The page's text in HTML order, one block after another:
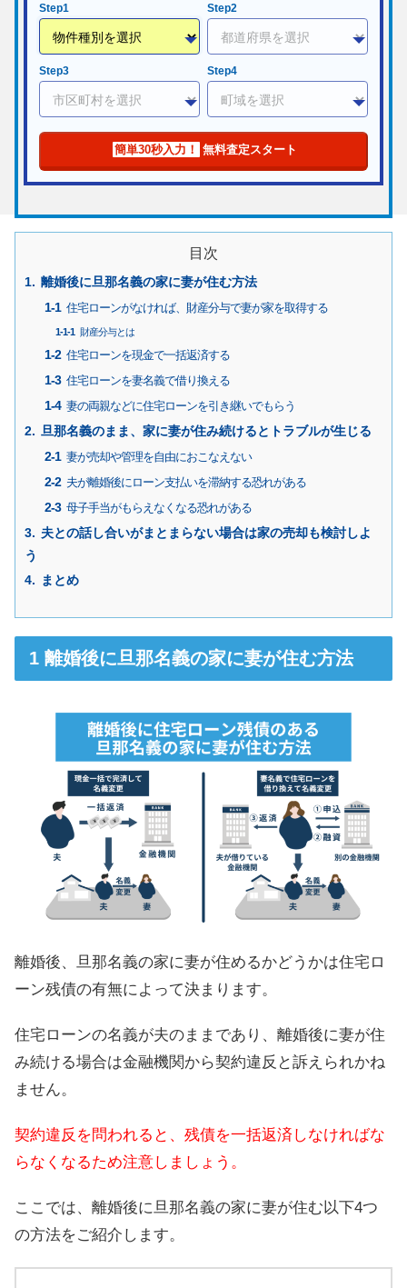
Step1 Step2
Step3 Step4
簡単30秒入力！ 無料査定スタート
目次
離婚後に旦那名義の家に妻が住む方法
住宅ローンがなければ、財産分与で妻が家を取得する
財産分与とは
住宅ローンを現金で一括返済する
住宅ローンを妻名義で借り換える
妻の両親などに住宅ローンを引き継いでもらう
旦那名義のまま、家に妻が住み続けるとトラブルが生じる
妻が売却や管理を自由におこなえない
夫が離婚後にローン支払いを滞納する恐れがある
母子手当がもらえなくなる恐れがある
夫との話し合いがまとまらない場合は家の売却も検討しよ
う
まとめ
離婚後に旦那名義の家に妻が住む方法
離婚後、旦那名義の家に妻が住めるかどうかは住宅ロ
ーン残債の有無によって決まります。
住宅ローンの名義が夫のままであり、離婚後に妻が住
み続ける場合は金融機関から契約違反と訴えられかね
ません。
契約違反を問われると、残債を一括返済しなければな
らなくなるため注意しましょう。
ここでは、離婚後に旦那名義の家に妻が住む以下4つ
の方法をご紹介します。